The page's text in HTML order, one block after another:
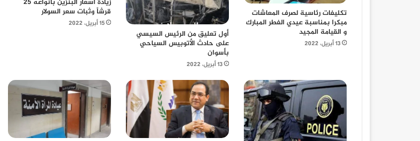
تكليفات رئاسية لصرف المعاشات
مبكرا بمناسبة عيدي الفطر المبارك
و القيامة المجيد
13 أبريل، 2022
أول تعليق من الرئيس السيسي
على حادث الأتوبيس السياحي
بأسوان
13 أبريل، 2022
قرشاً وثبات سعر السولار
15 أبريل، 2022